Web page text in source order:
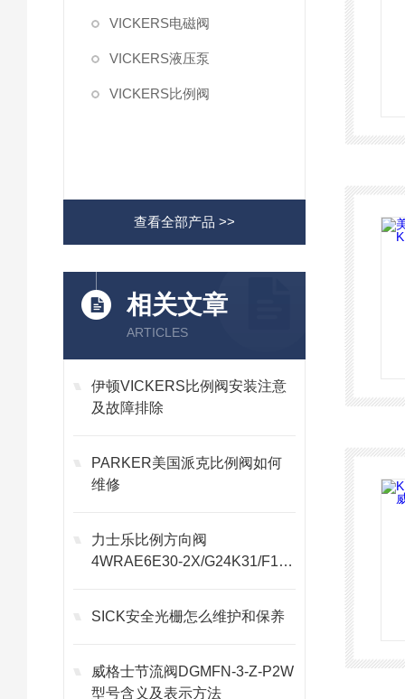
VICKERS电磁阀
VICKERS液压泵
VICKERS比例阀
查看全部产品 >>
相关文章
ARTICLES
伊顿VICKERS比例阀安装注意
及故障排除
PARKER美国派克比例阀如何
维修
力士乐比例方向阀
4WRAE6E30-2X/G24K31/F1V
SICK安全光栅怎么维护和保养
威格士节流阀DGMFN-3-Z-P2W
型号含义及表示方法